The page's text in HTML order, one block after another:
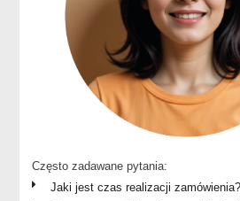
Często zadawane pytania:
Jaki jest czas realizacji zamówienia?